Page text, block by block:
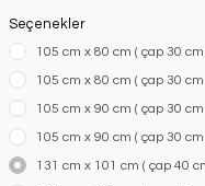
Seçenekler
105 cm x 80 cm ( çap 30
105 cm x 80 cm ( çap 30 cm
105 cm x 90 cm ( çap 30
105 cm x 90 cm ( çap 30 cm
131 cm x 101 cm ( çap 40